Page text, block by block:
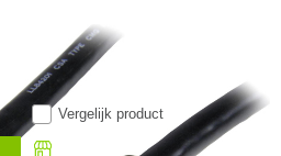
Beschikbaar in onze
Vergelijk product
Dolby Digital Plus, Dolby TrueHD
CE, RoHS
Polyvinyl chloride (PVC)